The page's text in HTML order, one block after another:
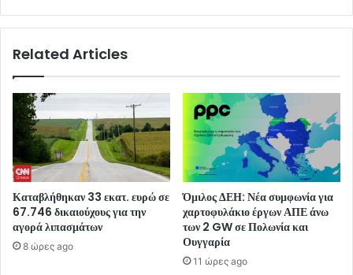
Related Articles
Καταβλήθηκαν 33 εκατ. ευρώ σε
67.746 δικαιούχους για την
αγορά λιπασμάτων
8 ώρες ago
Όμιλος ΔΕΗ: Νέα συμφωνία για
χαρτοφυλάκιο έργων ΑΠΕ άνω
των 2 GW σε Πολωνία και
Ουγγαρία
11 ώρες ago